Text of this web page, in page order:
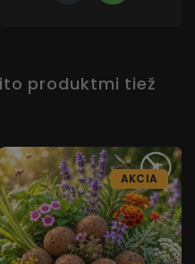
produktmi tiež
AKCIA